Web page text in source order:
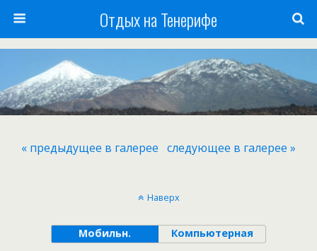
Отдых на Тенерифе
« предыдущее в галерее следующее в галерее »
Наверх
Мобильн. Компьютерная